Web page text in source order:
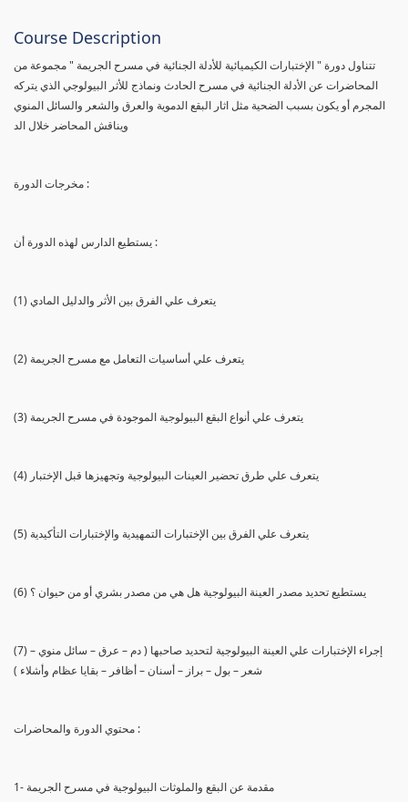
Course Description
تتناول دورة " الإختبارات الكيميائية للأدلة الجنائية في مسرح الجريمة " مجموعة من
المحاضرات عن الأدلة الجنائية في مسرح الحادث ونماذج للأثر البيولوجي الذي يتركه
المجرم أو يكون بسبب الضحية مثل اثار البقع الدموية والعرق والشعر والسائل المنوي
ويناقش المحاضر خلال الد
مخرجات الدورة :
يستطيع الدارس لهذه الدورة أن :
(1) يتعرف علي الفرق بين الأثر والدليل المادي
(2) يتعرف علي أساسيات التعامل مع مسرح الجريمة
(3) يتعرف علي أنواع البقع البيولوجية الموجودة في مسرح الجريمة
(4) يتعرف علي طرق تحضير العينات البيولوجية وتجهيزها قبل الإختبار
(5) يتعرف علي الفرق بين الإختبارات التمهيدية والإختبارات التأكيدية
(6) يستطيع تحديد مصدر العينة البيولوجية هل هي من مصدر بشري أو من حيوان ؟
(7) إجراء الإختبارات علي العينة البيولوجية لتحديد صاحبها ( دم – عرق – سائل منوي –
شعر – بول – براز – أسنان – أظافر – بقايا عظام وأشلاء )
محتوي الدورة والمحاضرات :
1- مقدمة عن البقع والملوثات البيولوجية في مسرح الجريمة